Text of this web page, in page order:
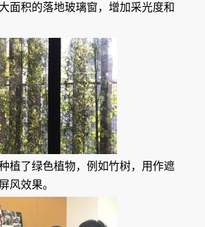
面积的落地玻璃窗，增加采光度和
植了绿色植物，例如竹树，用作遮
风效果。